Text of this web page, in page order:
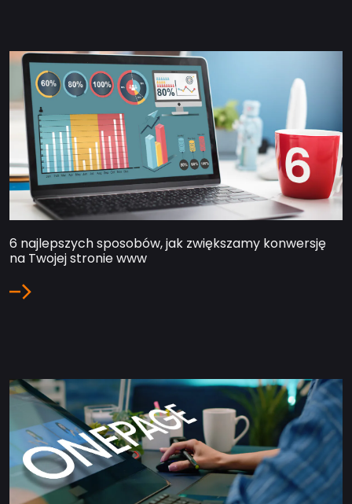
6 najlepszych sposobów, jak zwiększamy konwersję
na Twojej stronie www